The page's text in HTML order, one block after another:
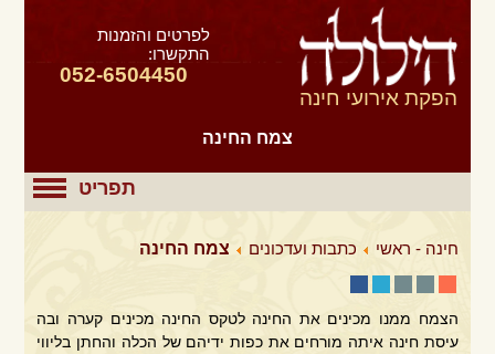
הפקת אירועי חינה
צמח החינה
לפרטים והזמנות
התקשרו:
052-6504450
תפריט
חינה - ראשי כתבות ועדכונים צמח החינה
הצמח ממנו מכינים את החינה לטקס החינה מכינים קערה ובה
עיסת חינה איתה מורחים את כפות ידיהם של הכלה והחתן בליווי